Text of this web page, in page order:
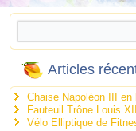
Articles
Chaise Napoléon III
Fauteuil Trône Louis
Vélo Elliptique de